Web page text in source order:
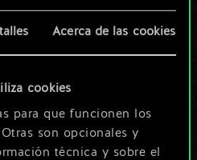
Acerca de las cookies
cookies
para que funcionen los
son opcionales y
técnica y sobre el
llegar a
más!
esta baraja y crear